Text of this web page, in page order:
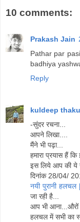
10 comments:
Prakash Jain
Pathar par
badhiya
Reply
kuldeep
-सुंदर रचना...
आपने लिखा....
मैंने भी पढ़ा...
हमारा प्रयास हैं
इस लिये आप की ये
दिनांक 28/04/
नयी पुरानी हलचल
जा रही है...
आप भी आना...औरों
हलचल में सभी का